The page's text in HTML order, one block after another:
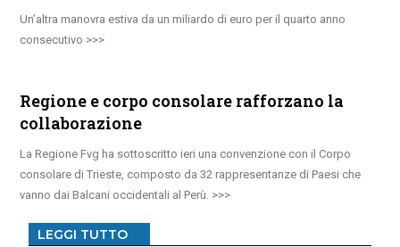
Un’altra manovra estiva da un miliardo di euro per il quarto anno
consecutivo
Regione e corpo consolare rafforzano la
collaborazione
La Regione Fvg ha sottoscritto ieri una convenzione con il Corpo
consolare di Trieste, composto da 32 rappresentanze di Paesi che
vanno dai Balcani occidentali al Perù.
LEGGI TUTTO